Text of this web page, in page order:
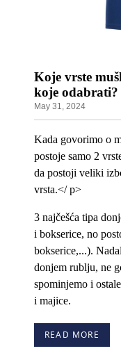
Koje vrste
koje odabrati?
May 31, 2024
Kada govorimo o
postoje samo 2
da postoji veliki
vrsta.</ p>
3 najčešća tipa
i bokserice, no
bokserice,...).
donjem rublju, ne
spominjemo i
i majice.
READ MORE